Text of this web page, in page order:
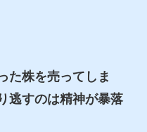
た株を売ってしま
逃すのは精神が暴落